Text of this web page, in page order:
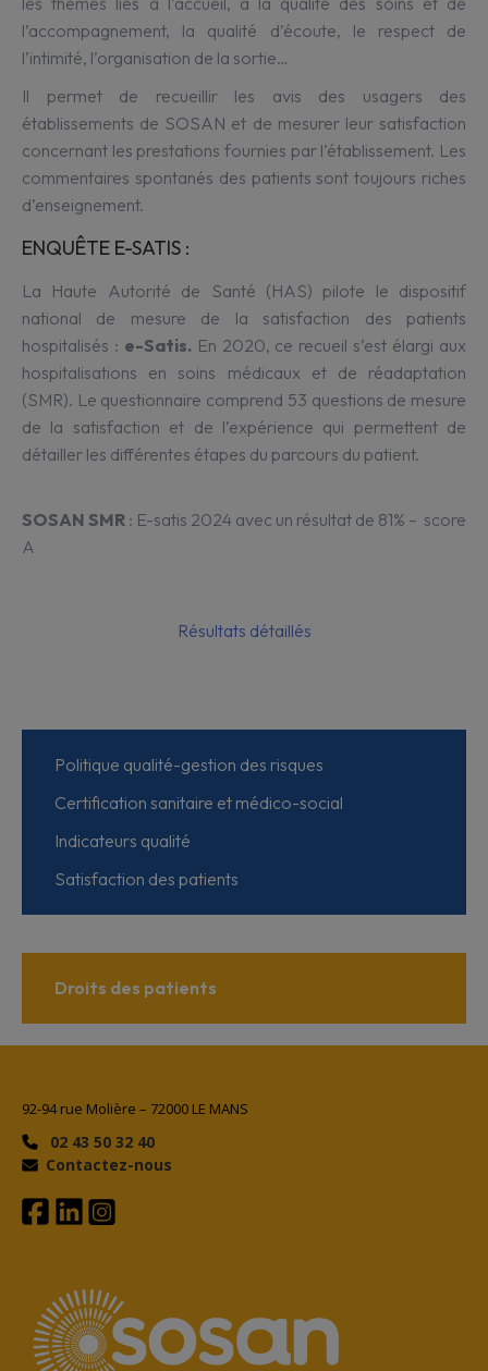
l’accompagnement, la qualité d’écoute, le respect de
l’intimité, l’organisation de la sortie…
Il permet de recueillir les avis des usagers des
établissements de SOSAN et de mesurer leur satisfaction
concernant les prestations fournies par l’établissement. Les
commentaires spontanés des patients sont toujours riches
d’enseignement.
ENQUÊTE E-SATIS :
La Haute Autorité de Santé (HAS) pilote le dispositif
national de mesure de la satisfaction des patients
hospitalisés : e-Satis.En 2020, ce recueil s’est élargi aux
hospitalisations en soins médicaux et de réadaptation
(SMR). Le questionnaire comprend 53 questions de mesure
de la satisfaction et de l’expérience qui permettent de
détailler les différentes étapes du parcours du patient.
SOSAN SMR : E-satis 2024 avec un résultat de 81% – score
A
Résultats détaillés
Politique qualité-gestion des risques
Certification sanitaire et médico-social
Indicateurs qualité
Satisfaction des patients
Droits des patients
92-94 rue Molière – 72000 LE MANS
02 43 50 32 40
Contactez-nous